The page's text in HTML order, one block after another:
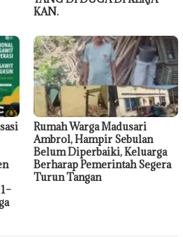
KAN.
Rumah Warga Madusari
Ambrol, Hampir Sebulan
Belum Diperbaiki, Keluarga
Berharap Pemerintah Segera
Turun Tangan